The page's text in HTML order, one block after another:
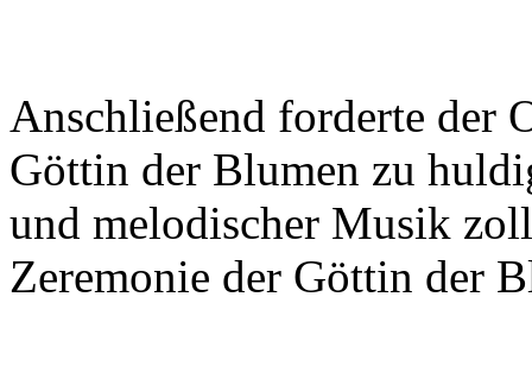
Anschließend forderte der
Göttin der Blumen zu
und melodischer Musik
Zeremonie der Göttin der